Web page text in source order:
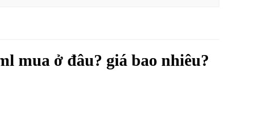
mua ở đâu? giá bao nhiêu?